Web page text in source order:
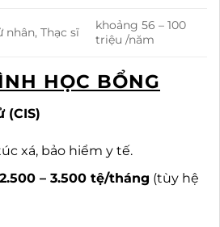
nhân, Thạc sĩ
khoảng 56 – 100
triệu /năm
HỌC BỔNG
(CIS)
xá, bảo hiểm y tế.
2.500 – 3.500 tệ/tháng (tùy hệ